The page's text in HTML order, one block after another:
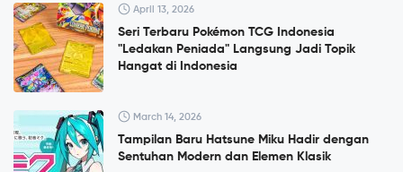
April 13, 2026
Seri Terbaru Pokémon TCG Indonesia
"Ledakan Peniada" Langsung Jadi Topik
Hangat di Indonesia
March 14, 2026
Tampilan Baru Hatsune Miku Hadir dengan
Sentuhan Modern dan Elemen Klasik